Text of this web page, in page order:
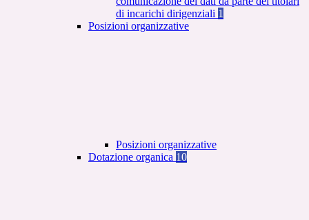
di incarichi dirigenziali 1
Posizioni organizzative
Posizioni organizzative
Dotazione organica 10